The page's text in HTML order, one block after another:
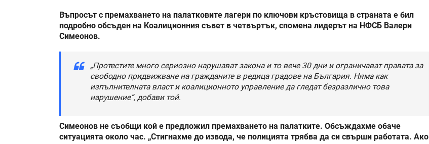
Въпросът с премахването на палатковите лагери по ключови кръстовища в страната е бил
подробно обсъден на Коалиционния съвет в четвъртък, спомена лидерът на НФСБ Валери
Симеонов.
„Протестите много сериозно нарушават закона и то вече 30 дни и ограничават правата за
свободно придвижване на гражданите в редица градове на България. Няма как
изпълнителната власт и коалиционното управление да гледат безразлично това
нарушение”, добави той.
Симеонов не съобщи кой е предложил премахването на палатките. Обсъждахме обаче
ситуацията около час. „Стигнахме до извода, че полицията трябва да си свърши работата. Ако